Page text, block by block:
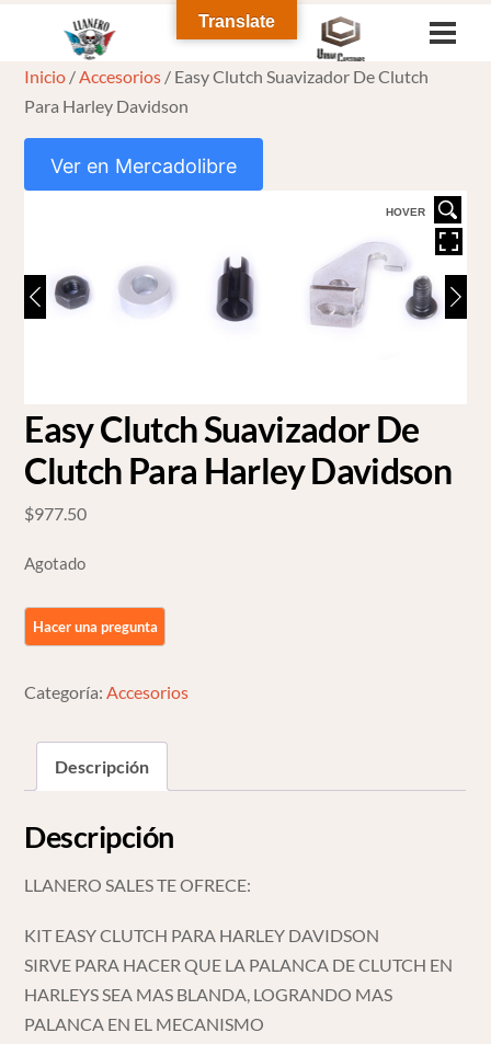
content
Inicio /Accesorios / Easy Clutch Suavizador De Clutch
Para Harley Davidson
Ver en Mercadolibre
HOVER
Easy Clutch Suavizador De
Clutch Para Harley Davidson
$977.50
Agotado
Categoría:Accesorios
Descripción
Descripción
LLANERO SALES TE OFRECE:
KIT EASY CLUTCH PARA HARLEY DAVIDSON
SIRVE PARA HACER QUE LA PALANCA DE CLUTCH EN
HARLEYS SEA MAS BLANDA, LOGRANDO MAS
PALANCA EN EL MECANISMO
Translate